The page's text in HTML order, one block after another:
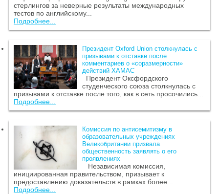
стерлингов за неверные результаты международных
тестов по английскому...
Подробнее...
Президент Oxford Union столкнулась с
призывами к отставке после
комментариев о «соразмерности»
действий ХАМАС
Президент Оксфордского
студенческого союза столкнулась с
призывами к отставке после того, как в сеть просочились...
Подробнее...
Комиссия по антисемитизму в
образовательных учреждениях
Великобритании призвала
общественность заявлять о его
проявлениях
Независимая комиссия,
инициированная правительством, призывает к
предоставлению доказательств в рамках более...
Подробнее...